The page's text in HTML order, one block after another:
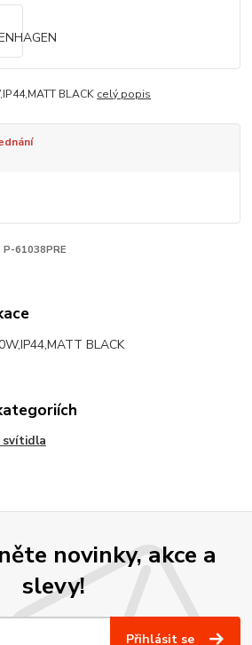
BLACK celý popis
P-61038PRE
BLACK
svítidla
novinky, akce a
slevy!
Přihlásit se